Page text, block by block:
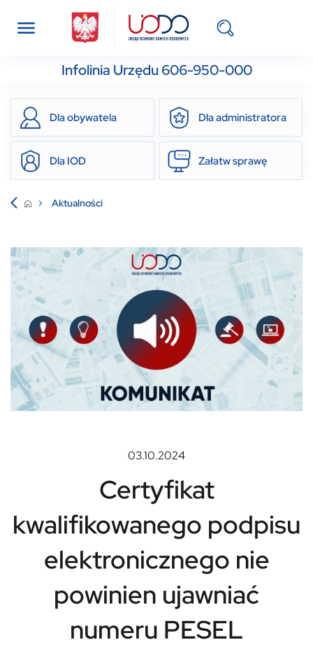
Infolinia Urzędu 606-950-000
Dla obywatela Dla administratora
Dla IOD Załatw sprawę
Aktualności
03.10.2024
Certyfikat
kwalifikowanego podpisu
elektronicznego nie
powinien ujawniać
numeru PESEL